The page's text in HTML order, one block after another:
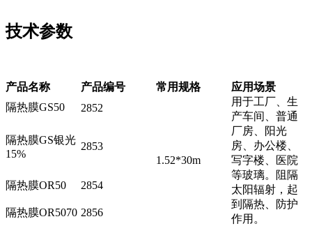
技术参数
产品名称 产品编号 常用规格
应用场景
隔热膜GS50
2852
1.52*30m
用于工厂、生
产车间、普通
厂房、阳光
房、办公楼、
写字楼、医院
等玻璃。阻隔
太阳辐射，起
到隔热、防护
作用。
隔热膜GS银光
15%
2853
隔热膜OR50 2854
隔热膜OR5070 2856